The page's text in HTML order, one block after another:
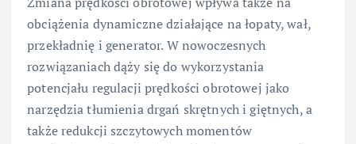
obciążenia dynamiczne działające na łopaty, wał,
przekładnię i generator. W nowoczesnych
rozwiązaniach dąży się do wykorzystania
potencjału regulacji prędkości obrotowej jako
narzędzia tłumienia drgań skrętnych i giętnych, a
także redukcji szczytowych momentów